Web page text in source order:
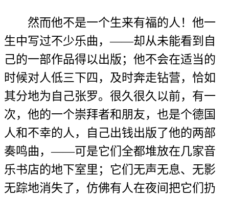
然而他不是一个生来有福的人！他一
生中写过不少乐曲，——却从未能看到自
己的一部作品得以出版；他不会在适当的
时候对人低三下四，及时奔走钻营，恰如
其分地为自己张罗。很久很久以前，有一
次，他的一个崇拜者和朋友，也是个德国
人和不幸的人，自己出钱出版了他的两部
奏鸣曲，——可是它们全都堆放在几家音
乐书店的地下室里；它们无声无息、无影
无踪地消失了，仿佛有人在夜间把它们扔